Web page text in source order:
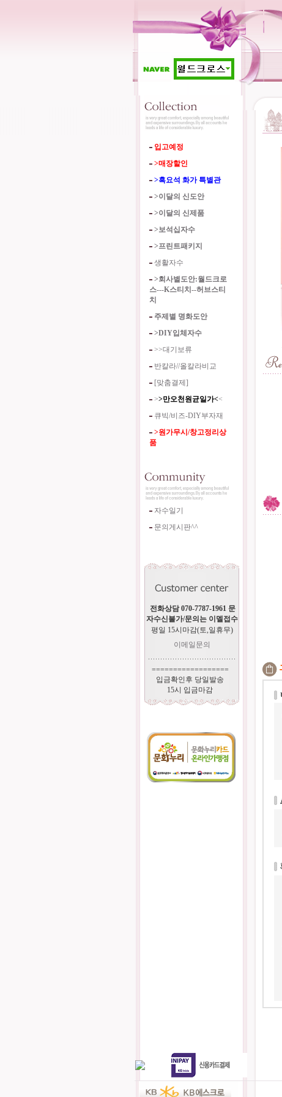
입고예정
>매장할인
>흑요석 화가 특별관
>이달의 신도안
>이달의 신제품
>보석십자수
>프린트패키지
생활자수
>회사별도안:월드크로
스---K스티치--허브스티
치
주제별 명화도안
>DIY입체자수
>>대기보류
반칼라//올칼라비교
[맞춤결제]
>>만오천원균일가<<
큐빅/비즈-DIY부자재
>원가무시/창고정리상
품
자수일기
문의게시판^^
전화상담 070-7787-1961 문
자수신불가/문의는 이멜접수
평일 15시마감(토,일휴무)
이메일문의
==================
입금확인후 당일발송
15시 입금마감